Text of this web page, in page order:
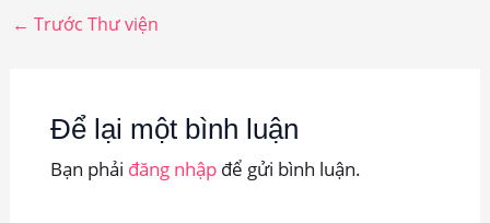
← Trước Thư viện
Để lại một bình luận
Bạn phải đăng nhậpđể gửi bình luận.